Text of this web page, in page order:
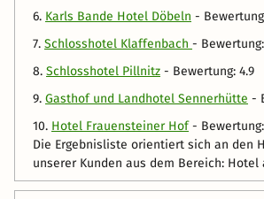
6. Karls Bande Hotel Döbeln -
7. Schlosshotel Klaffenbach -
8. Schlosshotel Pillnitz - Bewertung: 4.9
9. Gasthof und Landhotel Sennerhütte -
10. Hotel Frauensteiner Hof- Bewertung:
Die Ergebnisliste orientiert sich an den
unserer Kunden aus dem Bereich: Hotel